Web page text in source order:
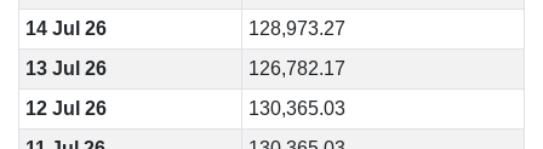
14 Jul 26
128,973.27
13 Jul 26
126,782.17
12 Jul 26
130,365.03